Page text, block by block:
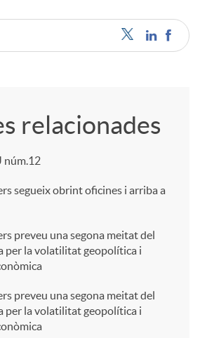
relacionades
núm.12
segueix obrint oficines i arriba a
preveu una segona meitat del
per la volatilitat geopolítica i
preveu una segona meitat del
per la volatilitat geopolítica i